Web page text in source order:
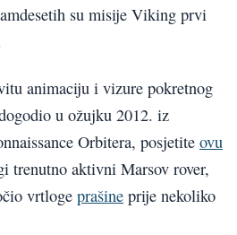
su misije Viking prvi
animaciju i vizure pokretnog
u ožujku 2012. iz
Orbitera, posjetite ovu
trenutno aktivni Marsov rover,
vrtloge prašine prije nekoliko